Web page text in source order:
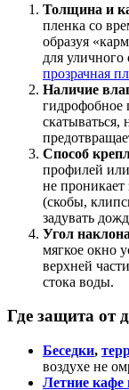
Толщина и
пленка со
образуя
для
прозрачная
Наличие
гидрофобное
скатываться,
Способ
профилей
не
(скобы,
задувать
Угол
мягкое окно
верхней
стока воды.
Где защита от
Беседки,
воздухе не
Летние кафе